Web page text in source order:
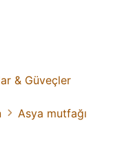
& Güveçler
Asya mutfağı